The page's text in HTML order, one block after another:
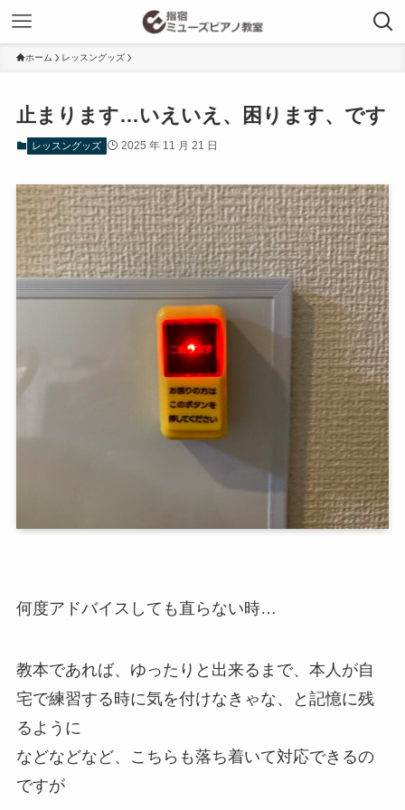
ホーム レッスングッズ
止まります…いえいえ、困ります、です
レッスングッズ 2025 年 11 月 21 日
何度アドバイスしても直らない時…
教本であれば、ゆったりと出来るまで、本人が自
宅で練習する時に気を付けなきゃな、と記憶に残
るように
などなどなど、こちらも落ち着いて対応できるの
ですが